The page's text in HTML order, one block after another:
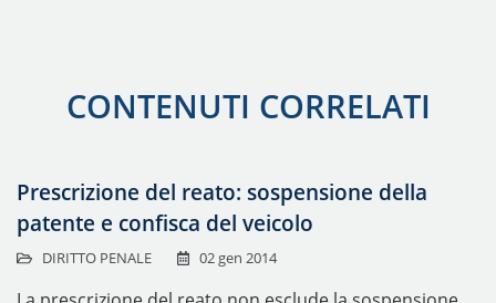
CONTENUTI CORRELATI
Prescrizione del reato: sospensione della
patente e confisca del veicolo
DIRITTO PENALE 02 gen 2014